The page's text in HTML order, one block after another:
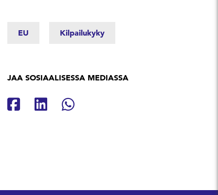
EU Kilpailukyky
JAA SOSIAALISESSA MEDIASSA
Jaa Facebookissa
Jaa Linkedinissä
Jaa Whatsappissa